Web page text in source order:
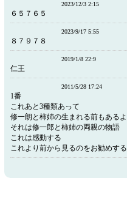
2023/12/3 2:15
６５７６５
2023/9/17 5:55
８７９７８
2019/1/8 22:9
仁王
2011/5/28 17:24
1番
これあと3種類あって
修一朗と柿姉の生まれる前もあるよ
それは修一郎と柿姉の両親の物語
これは感動する
これより前から見るのをお勧めする